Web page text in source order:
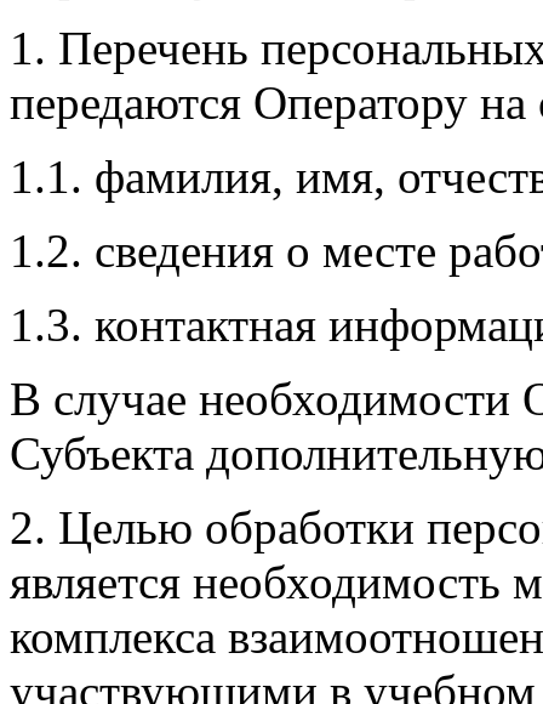
1. Перечень
передаются Оператору на
1.1. фамилия, имя,
1.2. сведения о месте
1.3. контактная
В случае необходимости
Субъекта
2. Целью обработки
является необходимость
комплекса
участвующими в учебном